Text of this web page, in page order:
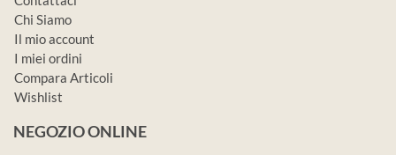
Chi Siamo
Il mio account
I miei ordini
Compara Articoli
Wishlist
NEGOZIO ONLINE